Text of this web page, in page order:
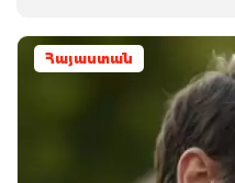
Հայաստան